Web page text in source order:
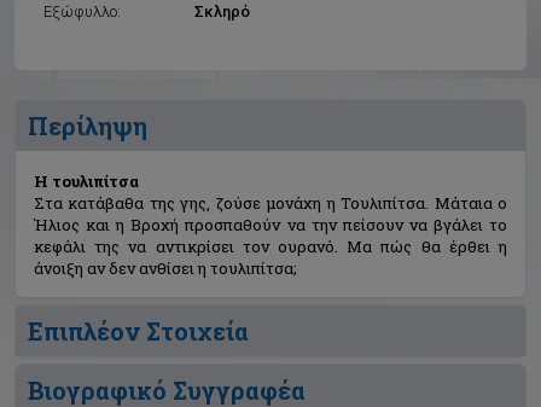
Εξώφυλλο:
Σκληρό
Περίληψη
Η τουλιπίτσα
Στα κατάβαθα της γης, ζούσε μονάχη η Τουλιπίτσα. Μάταια ο
Ήλιος και η Βροχή προσπαθούν να την πείσουν να βγάλει το
κεφάλι της να αντικρίσει τον ουρανό. Μα πώς θα έρθει η
άνοιξη αν δεν ανθίσει η τουλιπίτσα;
Επιπλέον Στοιχεία
Βιογραφικό Συγγραφέα